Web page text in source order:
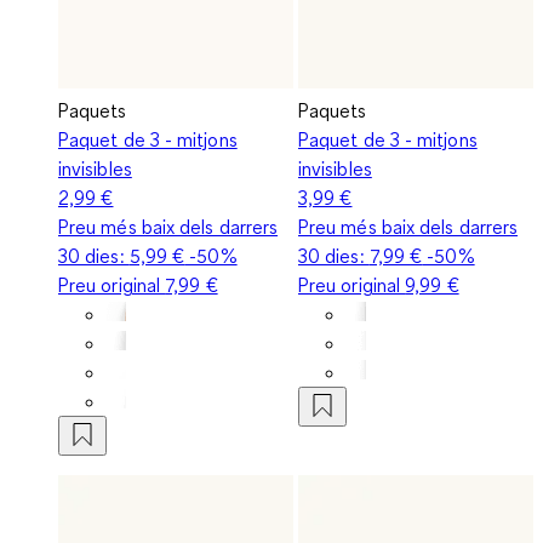
Paquets
Paquet de 3 - mitjons
invisibles
2,99 €
Preu més baix dels darrers
30 dies: 5,99 € -50%
Preu original 7,99 €
Paquets
Paquet de 3 - mitjons
invisibles
3,99 €
Preu més baix dels darrers
30 dies: 7,99 € -50%
Preu original9,99 €